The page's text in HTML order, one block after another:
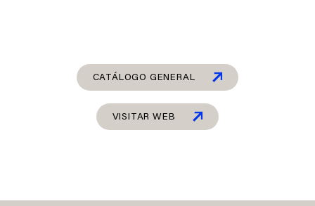
CATÁLOGO GENERAL
VISITAR WEB